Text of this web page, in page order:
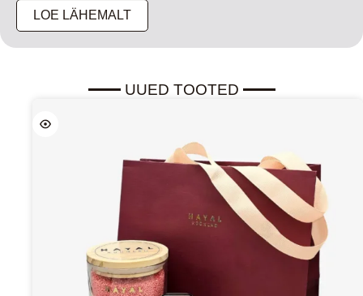
LOE LÄHEMALT
UUED TOOTED